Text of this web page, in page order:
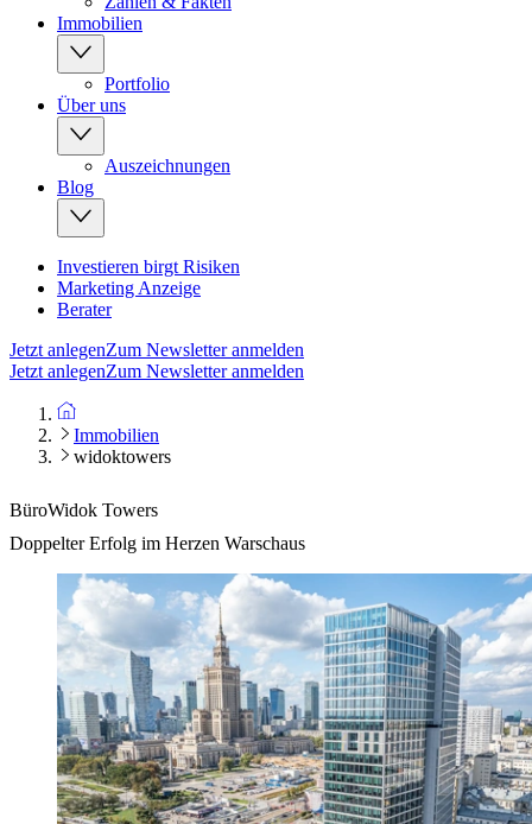
Immobilien
Portfolio
Über uns
Auszeichnungen
Blog
Investieren birgt Risiken
Marketing Anzeige
Berater
Jetzt anlegenZum Newsletter anmelden
Jetzt anlegenZum Newsletter anmelden
Immobilien
widoktowers
BüroWidok Towers
Doppelter Erfolg im Herzen Warschaus